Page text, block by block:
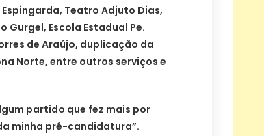
Teatro Adjuto Dias,
Gurgel, Escola Estadual Pe.
de Araújo, duplicação da
Norte, entre outros serviços e
partido que fez mais por
minha pré-candidatura”.